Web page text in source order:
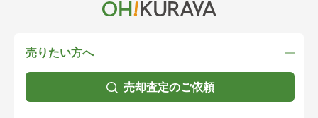
売りたい方へ
売却査定のご依頼